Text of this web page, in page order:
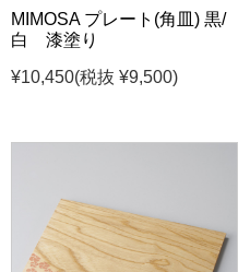
MIMOSA プレート(角皿) 黒/
白 漆塗り
¥10,450(税抜 ¥9,500)